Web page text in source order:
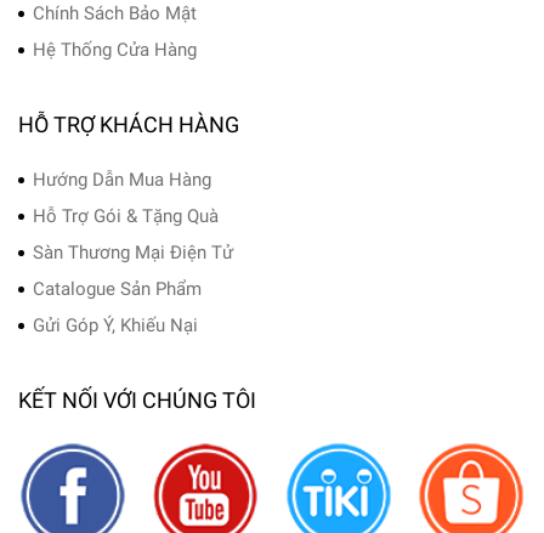
Chính Sách Bảo Mật
Hệ Thống Cửa Hàng
HỖ TRỢ KHÁCH HÀNG
Hướng Dẫn Mua Hàng
Hỗ Trợ Gói & Tặng Quà
Sàn Thương Mại Điện Tử
Catalogue Sản Phẩm
Gửi Góp Ý, Khiếu Nại
KẾT NỐI VỚI CHÚNG TÔI